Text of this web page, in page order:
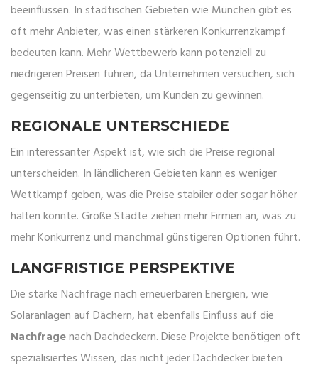
beeinflussen. In städtischen Gebieten wie München gibt es
oft mehr Anbieter, was einen stärkeren Konkurrenzkampf
bedeuten kann. Mehr Wettbewerb kann potenziell zu
niedrigeren Preisen führen, da Unternehmen versuchen, sich
gegenseitig zu unterbieten, um Kunden zu gewinnen.
REGIONALE UNTERSCHIEDE
Ein interessanter Aspekt ist, wie sich die Preise regional
unterscheiden. In ländlicheren Gebieten kann es weniger
Wettkampf geben, was die Preise stabiler oder sogar höher
halten könnte. Große Städte ziehen mehr Firmen an, was zu
mehr Konkurrenz und manchmal günstigeren Optionen führt.
LANGFRISTIGE PERSPEKTIVE
Die starke Nachfrage nach erneuerbaren Energien, wie
Solaranlagen auf Dächern, hat ebenfalls Einfluss auf die
Nachfragenach Dachdeckern. Diese Projekte benötigen oft
spezialisiertes Wissen, das nicht jeder Dachdecker bieten